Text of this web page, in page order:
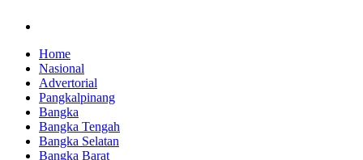
Home
Nasional
Advertorial
Pangkalpinang
Bangka
Bangka Tengah
Bangka Selatan
Bangka Barat